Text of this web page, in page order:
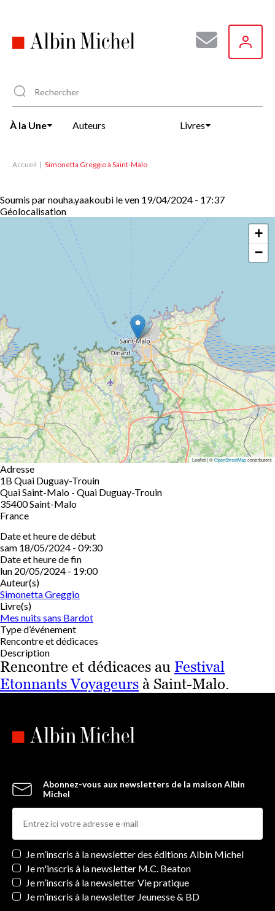
principal
À la Une Auteurs Livres
Accueil Simonetta Greggio à Saint-Malo
Soumis parnouha.yaakoubi leven 19/04/2024 - 17:37
Géolocalisation
+
−
Leaflet | ©OpenStreetMapcontributors
Adresse
1B Quai Duguay-Trouin
Quai Saint-Malo - Quai Duguay-Trouin
35400Saint-Malo
France
Date et heure de début
sam 18/05/2024 - 09:30
Date et heure de fin
lun 20/05/2024 - 19:00
Auteur(s)
Simonetta Greggio
Livre(s)
Mes nuits sans Bardot
Type d’événement
Rencontre et dédicaces
Description
Rencontre et dédicaces au Festival
Etonnants Voyageurs à Saint-Malo.
Abonnez-vous aux newsletters de la maison Albin
Michel
Newsletters
Je m’inscris à la newsletter des éditions Albin Michel
Je m'inscris à la newsletter M.C. Beaton
Je m’inscris à la newsletter Vie pratique
Je m’inscris à la newsletter Jeunesse & BD